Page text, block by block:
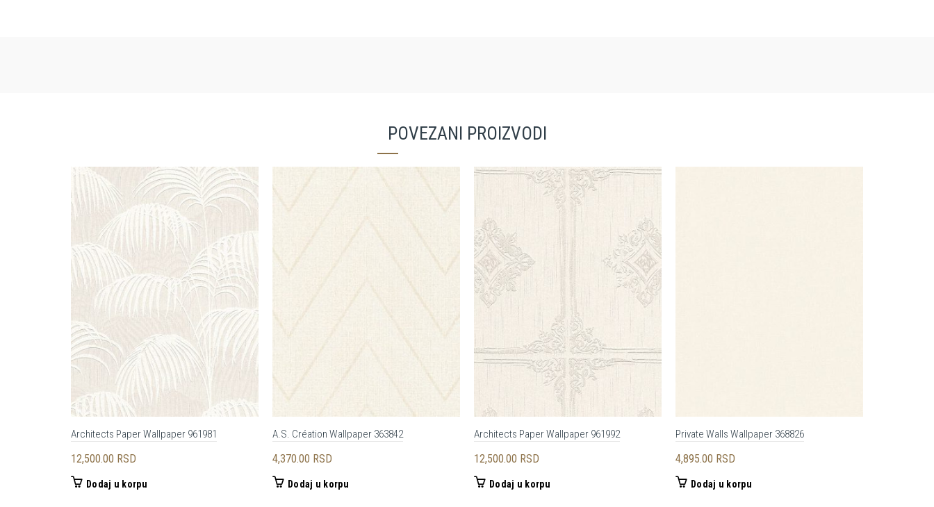
POVEZANI PROIZVODI
Architects Paper Wallpaper 961981
12,500.00 RSD
Dodaj u korpu
A.S. Création Wallpaper 363842
4,370.00 RSD
Dodaj u korpu
Architects Paper Wallpaper 961992
12,500.00 RSD
Dodaj u korpu
Private Walls Wallpaper 368826
4,895.00 RSD
Dodaj u korpu